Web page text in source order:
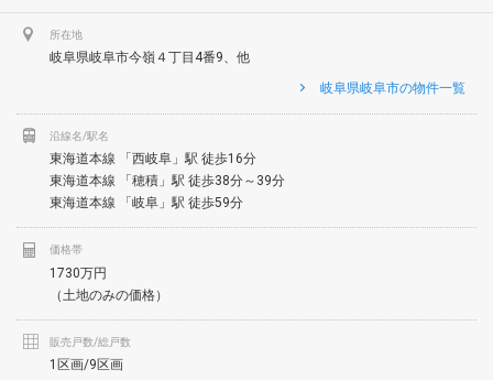
所在地
岐阜県岐阜市今嶺４丁目4番9、他
岐阜県岐阜市の物件一覧
沿線名/駅名
東海道本線 「西岐阜」駅 徒歩16分
東海道本線 「穂積」駅 徒歩38分～39分
東海道本線 「岐阜」駅 徒歩59分
価格帯
1730万円
（土地のみの価格）
販売戸数/総戸数
1区画/9区画